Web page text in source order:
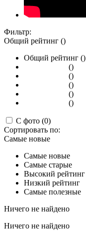
Фильтр:
Общий рейтинг ()
Общий рейтинг ()
()
()
()
()
()
С фото (0)
Сортировать по:
Самые новые
Самые новые
Самые старые
Высокий рейтинг
Низкий рейтинг
Самые полезные
Ничего не найдено
Ничего не найдено